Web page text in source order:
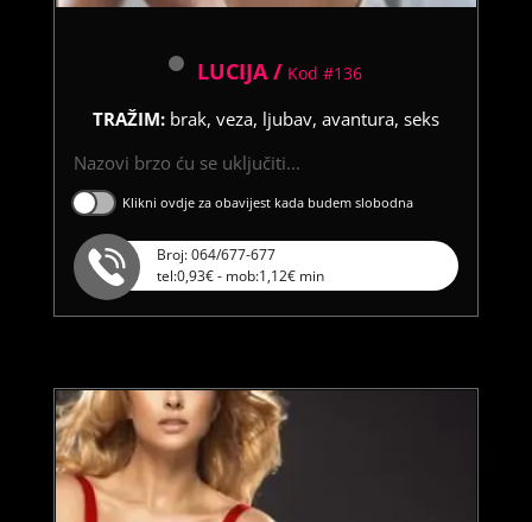
LUCIJA / Kod #136
TRAŽIM: brak, veza, ljubav, avantura, seks
Nazovi brzo ću se uključiti...
Klikni ovdje za obavijest kada budem slobodna
Broj: 064/677-677
tel:0,93€ - mob:1,12€ min